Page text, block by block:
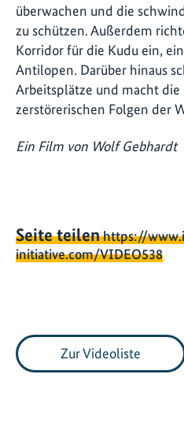
überwachen und die
zu schützen. Außerdem
Korridor für die Kudu ein,
Antilopen. Darüber hinaus
Arbeitsplätze und macht die
zerstörerischen Folgen der
Ein Film von Wolf Gebhardt
Seite teilenhttps://
initiative.com/VIDEO538
Zur Videoliste